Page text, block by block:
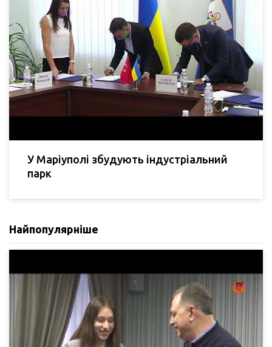
У Маріуполі збудують індустріальний
парк
Найпопулярніше